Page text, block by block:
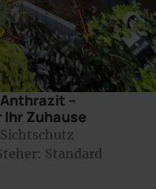
–
Zuhause
Standard